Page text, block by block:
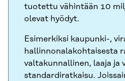
tuotettu vähintään 10
olevat hyödyt.
Esimerkiksi kaupunki-,
hallinnonalakohtaisesta
valtakunnallinen, laaja ja
standardiratkaisu.